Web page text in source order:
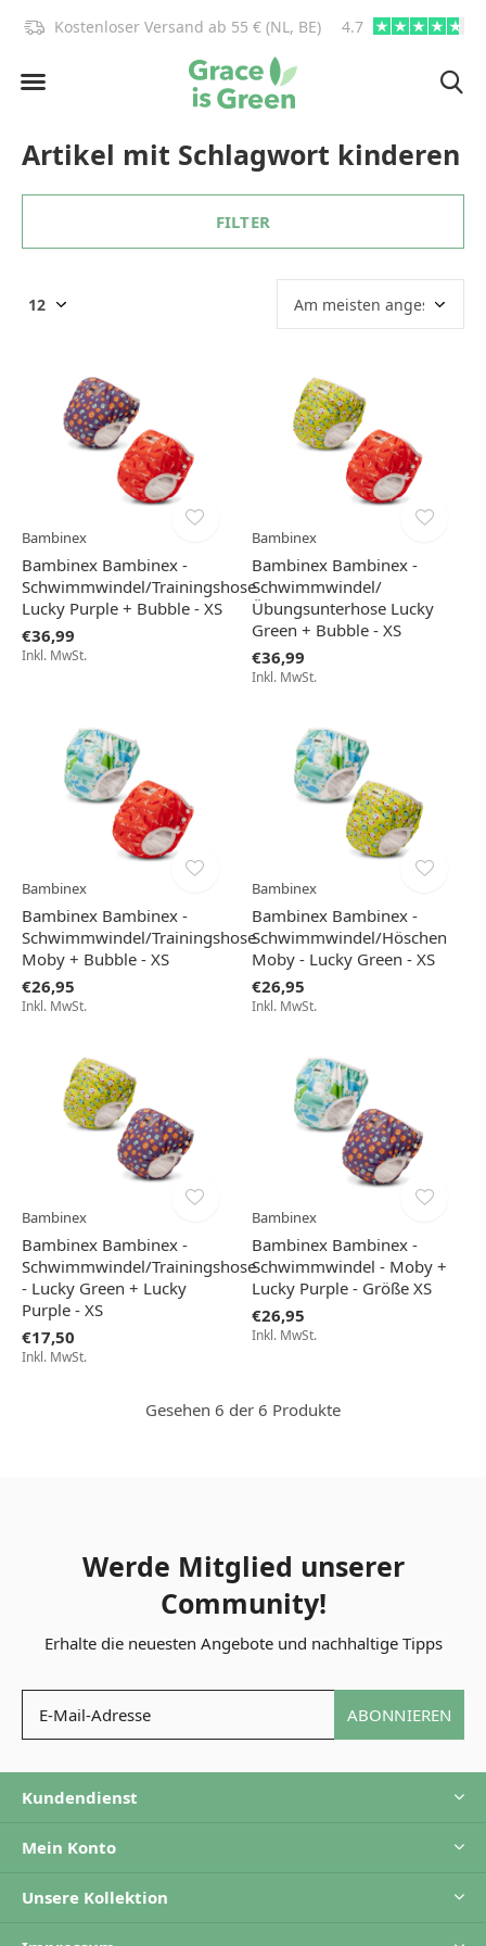
Kostenloser Versand ab 55 € (NL, BE) 4.7
Artikel mit Schlagwort kinderen
FILTER
Bambinex
Bambinex Bambinex -
Schwimmwindel/Trainingshose
Lucky Purple + Bubble - XS
€36,99
Inkl. MwSt.
Bambinex
Bambinex Bambinex -
Schwimmwindel/
Übungsunterhose Lucky
Green + Bubble - XS
€36,99
Inkl. MwSt.
Bambinex
Bambinex Bambinex -
Schwimmwindel/Trainingshose
Moby + Bubble - XS
€26,95
Inkl. MwSt.
Bambinex
Bambinex Bambinex -
Schwimmwindel/Höschen
Moby - Lucky Green - XS
€26,95
Inkl. MwSt.
Bambinex
Bambinex Bambinex -
Schwimmwindel/Trainingshose
- Lucky Green + Lucky
Purple - XS
€17,50
Inkl. MwSt.
Bambinex
Bambinex Bambinex -
Schwimmwindel - Moby +
Lucky Purple - Größe XS
€26,95
Inkl. MwSt.
Gesehen 6 der 6 Produkte
Werde Mitglied unserer
Community!
Erhalte die neuesten Angebote und nachhaltige Tipps
ABONNIEREN
Kundendienst
Mein Konto
Unsere Kollektion